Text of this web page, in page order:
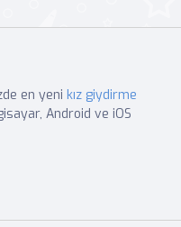
en yeni kız giydirme
Android ve iOS